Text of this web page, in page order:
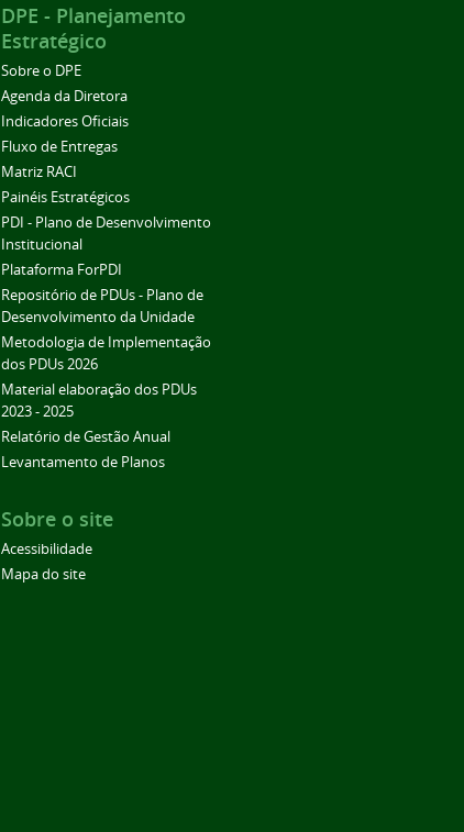
DPE - Planejamento
Estratégico
Sobre o DPE
Agenda da Diretora
Indicadores Oficiais
Fluxo de Entregas
Matriz RACI
Painéis Estratégicos
PDI - Plano de Desenvolvimento
Institucional
Plataforma ForPDI
Repositório de PDUs - Plano de
Desenvolvimento da Unidade
Metodologia de Implementação
dos PDUs 2026
Material elaboração dos PDUs
2023 - 2025
Relatório de Gestão Anual
Levantamento de Planos
Sobre o site
Acessibilidade
Mapa do site